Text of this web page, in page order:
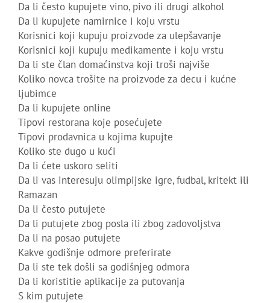
Da li često kupujete vino, pivo ili drugi alkohol
Da li kupujete namirnice i koju vrstu
Korisnici koji kupuju proizvode za ulepšavanje
Korisnici koji kupuju medikamente i koju vrstu
Da li ste član domaćinstva koji troši najviše
Koliko novca trošite na proizvode za decu i kućne
ljubimce
Da li kupujete online
Tipovi restorana koje posećujete
Tipovi prodavnica u kojima kupujte
Koliko ste dugo u kući
Da li ćete uskoro seliti
Da li vas interesuju olimpijske igre, fudbal, kritekt ili
Ramazan
Da li često putujete
Da li putujete zbog posla ili zbog zadovoljstva
Da li na posao putujete
Kakve godišnje odmore preferirate
Da li ste tek došli sa godišnjeg odmora
Da li koristitie aplikacije za putovanja
S kim putujete